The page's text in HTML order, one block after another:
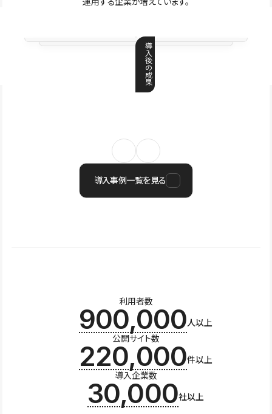
導
入
後
の
成
果
導入事例一覧を見る
利用者数
900,000人以上
公開サイト数
220,000件以上
導入企業数
30,000社以上